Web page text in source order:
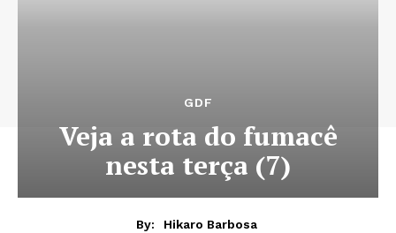
GDF
Veja a rota do fumacê
nesta terça (7)
By:
Hikaro Barbosa